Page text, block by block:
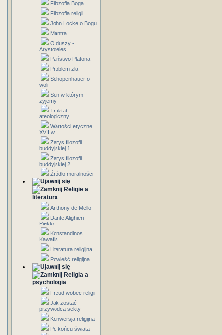
Filozofia Boga
Filozofia religii
John Locke o Bogu
Mantra
O duszy -
Arystoteles
Państwo Platona
Problem zła
Schopenhauer o
woli
Sen w którym
żyjemy
Traktat
ateologiczny
Wartości etyczne
XVII w.
Zarys filozofii
buddyjskiej 1
Zarys filozofii
buddyjskiej 2
Źródło moralności
Religie a
literatura
Anthony de Mello
Dante Alighieri -
Piekło
Konstandinos
Kawafis
Literatura religijna
Powieść religijna
Religia a
psychologia
Freud wobec religii
Jak zostać
przywódcą sekty
Konwersja religijna
Po końcu świata